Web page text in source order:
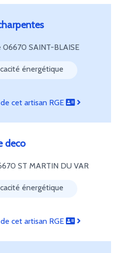
06670 SAINT-BLAISE
énergétique
cet artisan RGE
deco
ST MARTIN DU VAR
énergétique
cet artisan RGE